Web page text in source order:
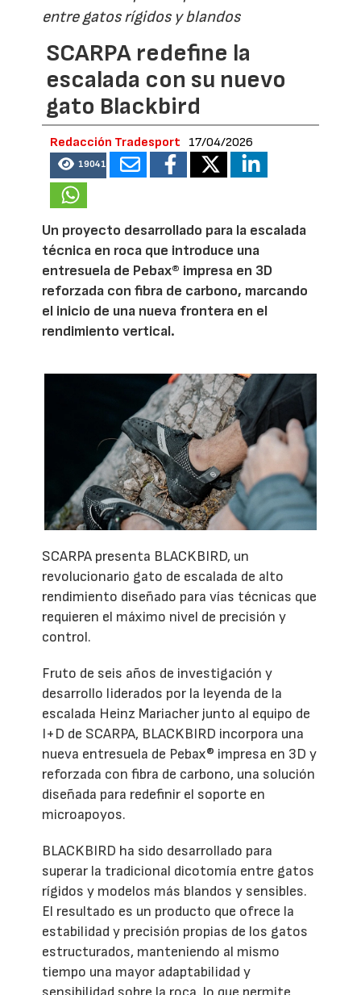
entre gatos rígidos y blandos
SCARPA redefine la
escalada con su nuevo
gato Blackbird
Redacción Tradesport 17/04/2026
19041
Un proyecto desarrollado para la escalada
técnica en roca que introduce una
entresuela de Pebax® impresa en 3D
reforzada con fibra de carbono, marcando
el inicio de una nueva frontera en el
rendimiento vertical.
SCARPA presenta BLACKBIRD, un
revolucionario gato de escalada de alto
rendimiento diseñado para vías técnicas que
requieren el máximo nivel de precisión y
control.
Fruto de seis años de investigación y
desarrollo liderados por la leyenda de la
escalada Heinz Mariacher junto al equipo de
I+D de SCARPA, BLACKBIRD incorpora una
nueva entresuela de Pebax® impresa en 3D y
reforzada con fibra de carbono, una solución
diseñada para redefinir el soporte en
microapoyos.
BLACKBIRD ha sido desarrollado para
superar la tradicional dicotomía entre gatos
rígidos y modelos más blandos y sensibles.
El resultado es un producto que ofrece la
estabilidad y precisión propias de los gatos
estructurados, manteniendo al mismo
tiempo una mayor adaptabilidad y